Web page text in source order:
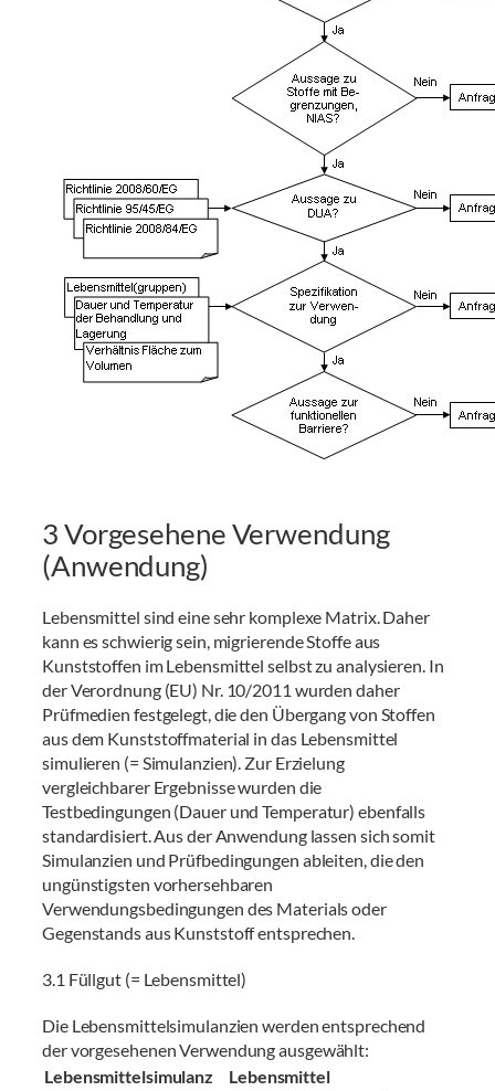
3 Vorgesehene Verwendung
(Anwendung)
Lebensmittel sind eine sehr komplexe Matrix. Daher
kann es schwierig sein, migrierende Stoffe aus
Kunststoffen im Lebensmittel selbst zu analysieren. In
der Verordnung (EU) Nr. 10/2011 wurden daher
Prüfmedien festgelegt, die den Übergang von Stoffen
aus dem Kunststoffmaterial in das Lebensmittel
simulieren (= Simulanzien). Zur Erzielung
vergleichbarer Ergebnisse wurden die
Testbedingungen (Dauer und Temperatur) ebenfalls
standardisiert. Aus der Anwendung lassen sich somit
Simulanzien und Prüfbedingungen ableiten, die den
ungünstigsten vorhersehbaren
Verwendungsbedingungen des Materials oder
Gegenstands aus Kunststoff entsprechen.
3.1 Füllgut (= Lebensmittel)
Die Lebensmittelsimulanzien werden entsprechend
der vorgesehenen Verwendung ausgewählt:
Lebensmittelsimulanz
Lebensmittel